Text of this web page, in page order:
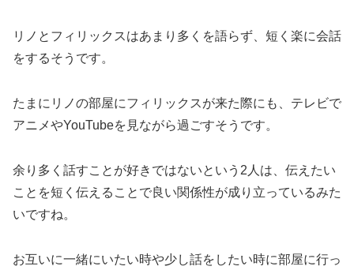
リノとフィリックスはあまり多くを語らず、短く楽に会話
をするそうです。
たまにリノの部屋にフィリックスが来た際にも、テレビで
アニメやYouTubeを見ながら過ごすそうです。
余り多く話すことが好きではないという2人は、伝えたい
ことを短く伝えることで良い関係性が成り立っているみた
いですね。
お互いに一緒にいたい時や少し話をしたい時に部屋に行っ